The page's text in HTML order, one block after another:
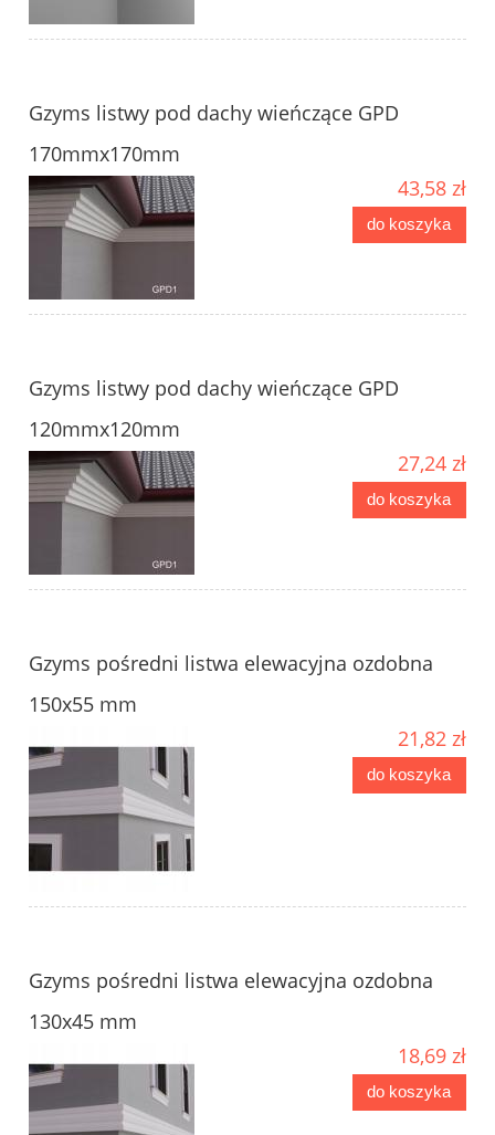
Gzyms listwy pod dachy wieńczące GPD
170mmx170mm
43,58 zł
do koszyka
Gzyms listwy pod dachy wieńczące GPD
120mmx120mm
27,24 zł
do koszyka
Gzyms pośredni listwa elewacyjna ozdobna
150x55 mm
21,82 zł
do koszyka
Gzyms pośredni listwa elewacyjna ozdobna
130x45 mm
18,69 zł
do koszyka